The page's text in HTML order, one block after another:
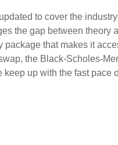
to cover the
the gap between theory
package that makes it
the Black-Scholes-
up with the fast pace